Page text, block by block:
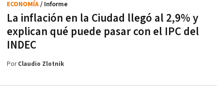
La inflación en la Ciudad llegó al 2,9% y
explican qué puede pasar con el IPC del
INDEC
ECONOMÍA/ Informe
PorClaudio Zlotnik